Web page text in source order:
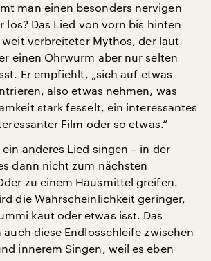
man einen besonders nervigen
los? Das Lied von vorn bis hinten
verbreiteter Mythos, der laut
einen Ohrwurm aber nur selten
Er empfiehlt, „sich auf etwas
also etwas nehmen, was
stark fesselt, ein interessantes
Film oder so etwas.“
anderes Lied singen – in der
dann nicht zum nächsten
zu einem Hausmittel greifen.
die Wahrscheinlichkeit geringer,
kaut oder etwas isst. Das
diese Endlosschleife zwischen
innerem Singen, weil es eben